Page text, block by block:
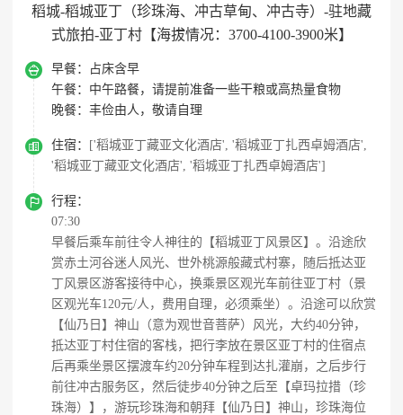
稻城-稻城亚丁（珍珠海、冲古草甸、冲古寺）-驻地藏
式旅拍-亚丁村【海拔情况：3700-4100-3900米】
 早餐：
占床含早
午餐： 中午路餐，请提前准备一些干粮或高热量食物
晚餐： 丰俭由人，敬请自理
 住宿：
['稻城亚丁藏亚文化酒店', '稻城亚丁扎西卓姆酒店',
'稻城亚丁藏亚文化酒店', '稻城亚丁扎西卓姆酒店']

行程：
07:30
早餐后乘车前往令人神往的【稻城亚丁风景区】。沿途欣
赏赤土河谷迷人风光、世外桃源般藏式村寨，随后抵达亚
丁风景区游客接待中心，换乘景区观光车前往亚丁村（景
区观光车120元/人，费用自理，必须乘坐）。沿途可以欣赏
【仙乃日】神山（意为观世音菩萨）风光，大约40分钟，
抵达亚丁村住宿的客栈，把行李放在景区亚丁村的住宿点
后再乘坐景区摆渡车约20分钟车程到达扎灌崩，之后步行
前往冲古服务区，然后徒步40分钟之后至【卓玛拉措（珍
珠海）】，游玩珍珠海和朝拜【仙乃日】神山，珍珠海位